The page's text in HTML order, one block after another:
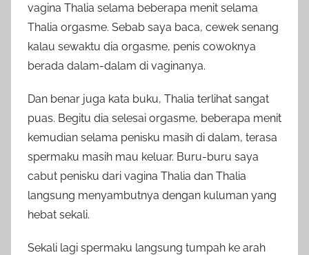
vagina Thalia selama beberapa menit selama
Thalia orgasme. Sebab saya baca, cewek senang
kalau sewaktu dia orgasme, penis cowoknya
berada dalam-dalam di vaginanya.
Dan benar juga kata buku, Thalia terlihat sangat
puas. Begitu dia selesai orgasme, beberapa menit
kemudian selama penisku masih di dalam, terasa
spermaku masih mau keluar. Buru-buru saya
cabut penisku dari vagina Thalia dan Thalia
langsung menyambutnya dengan kuluman yang
hebat sekali.
Sekali lagi spermaku langsung tumpah ke arah